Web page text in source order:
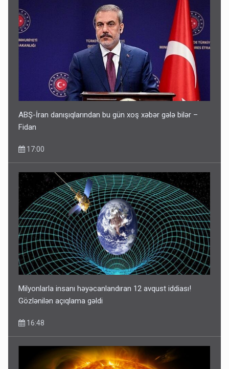
ABŞ-İran danışıqlarından bu gün xoş xəbər gələ bilər –
Fidan
17:00
Milyonlarla insanı həyəcanlandıran 12 avqust iddiası!
Gözlənilən açıqlama gəldi
16:48